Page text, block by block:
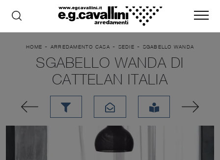
HOME - ARREDAMENTO CASA - SEDIE - SGABELLO WANDA
SGABELLO WANDA DI
CATTELAN ITALIA